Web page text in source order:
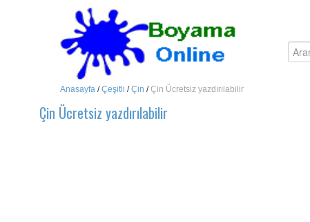
Anasayfa /Çeşitli /Çin /Çin Ücretsiz yazdırılabilir
Çin Ücretsiz yazdırılabilir